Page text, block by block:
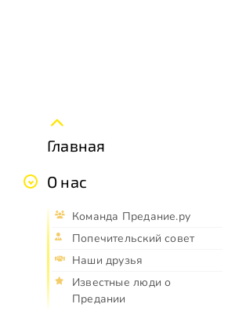
Главная
О нас
Команда Предание.ру
Попечительский совет
Наши друзья
Известные люди о
Предании